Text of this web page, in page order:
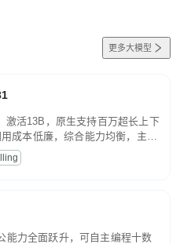
更多大模型
激活13B，原生支持百万超长上下
成本低廉，综合能力均衡，主打
、内容创作、基础 RAG、批量
能力全面跃升，可自主编程十数